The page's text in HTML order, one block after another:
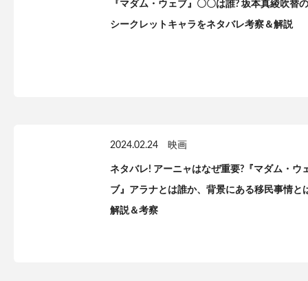
『マダム・ウェブ』〇〇は誰? 坂本真綾吹替の
シークレットキャラをネタバレ考察＆解説
2024.02.24 映画
ネタバレ! アーニャはなぜ重要?『マダム・ウ
ブ』アラナとは誰か、背景にある移民事情と
解説＆考察